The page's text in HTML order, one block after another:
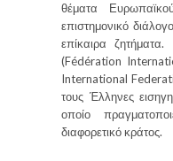
θέματα
επιστημονικό
επίκαιρα
(Fédération
International
τους Έλληνες
οποίο
διαφορετικό κράτος.